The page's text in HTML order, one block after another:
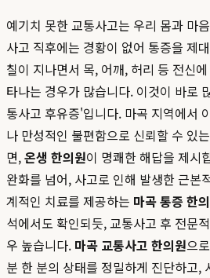
예기치 못한 교통사고는 우리 몸과 마
사고 직후에는 경황이 없어 통증을 제
칠이 지나면서 목, 어깨, 허리 등 전신
타나는 경우가 많습니다. 이것이 바로
통사고 후유증'입니다. 마곡 지역에서
나 만성적인 불편함으로 신뢰할 수 있
면,온생 한의원이 명쾌한 해답을 제시
완화를 넘어, 사고로 인해 발생한 근본
계적인 치료를 제공하는 마곡 통증 한
석에서도 확인되듯, 교통사고 후 전문
우 높습니다. 마곡 교통사고 한의원으
분 한 분의 상태를 정밀하게 진단하고,